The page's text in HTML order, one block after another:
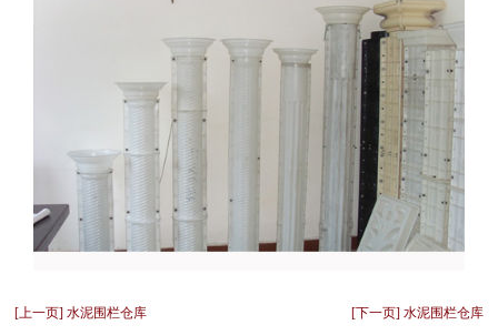
[上一页] 水泥围栏仓库 [下一页] 水泥围栏仓库